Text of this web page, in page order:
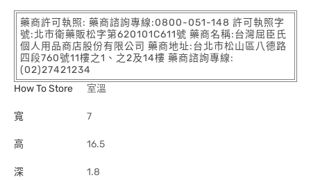
藥商許可執照: 藥商諮詢專線:0800-051-148 許可執照字
號:北市衛藥販松字第620101C611號 藥商名稱:台灣屈臣氏
個人用品商店股份有限公司 藥商地址:台北市松山區八德路
四段760號11樓之1、之2及14樓 藥商諮詢專線:
(02)27421234
How To Store
室溫
寬 7
高 16.5
深 1.8